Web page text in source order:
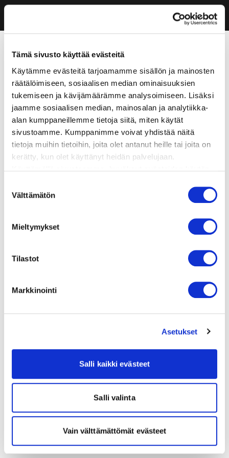
Tämä sivusto käyttää evästeitä
Käytämme evästeitä tarjoamamme sisällön ja mainosten
räätälöimiseen, sosiaalisen median ominaisuuksien
tukemiseen ja kävijämäärämme analysoimiseen. Lisäksi
jaamme sosiaalisen median, mainosalan ja analytiikka-
alan kumppaneillemme tietoja siitä, miten käytät
sivustoamme. Kumppanimme voivat yhdistää näitä
tietoja muihin tietoihin, joita olet antanut heille tai joita on
kerätty, kun olet käyttänyt heidän palvelujaan.
valinta
Välttämätön
Mieltymykset
Tilastot
Markkinointi
Asetukset
Salli kaikki evästeet
Salli valinta
Vain välttämättömät evästeet